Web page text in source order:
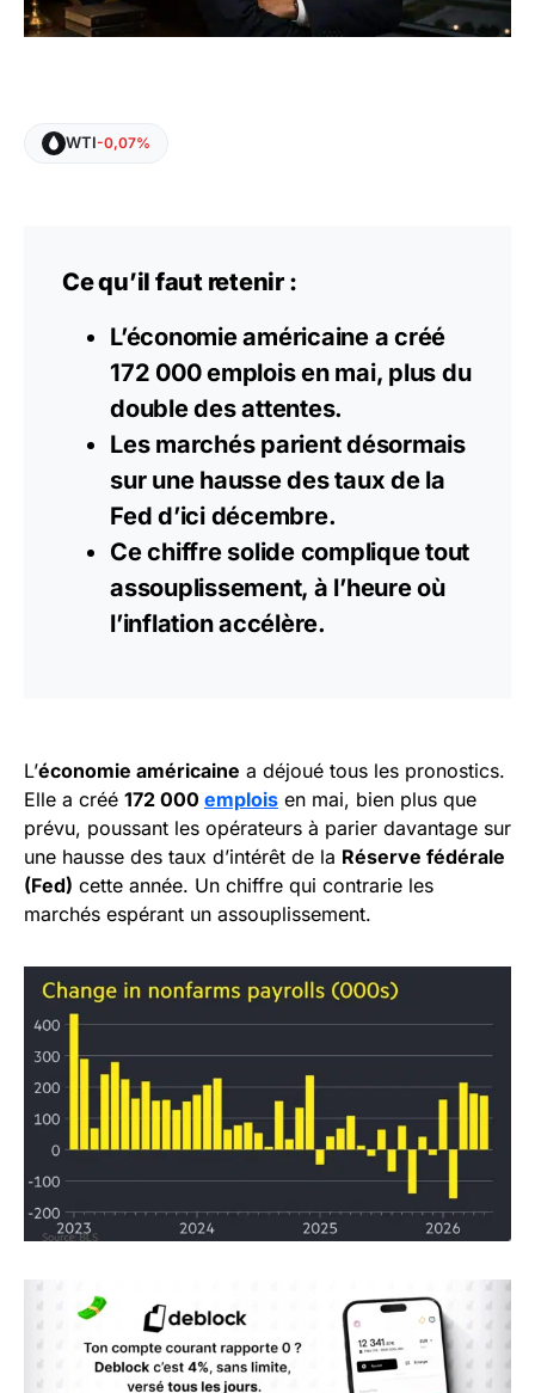
WTI-0,07%
Ce qu’il faut retenir :
L’économie américaine a créé
172 000 emplois en mai, plus du
double des attentes.
Les marchés parient désormais
sur une hausse des taux de la
Fed d’ici décembre.
Ce chiffre solide complique tout
assouplissement, à l’heure où
l’inflation accélère.
L’économie américaine a déjoué tous les pronostics.
Elle a créé 172 000 emplois en mai, bien plus que
prévu, poussant les opérateurs à parier davantage sur
une hausse des taux d’intérêt de la Réserve fédérale
(Fed) cette année. Un chiffre qui contrarie les
marchés espérant un assouplissement.